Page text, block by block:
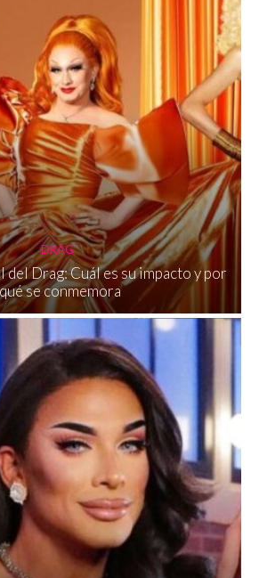
DRAG
del Drag: Cuál es su impacto y por
se conmemora